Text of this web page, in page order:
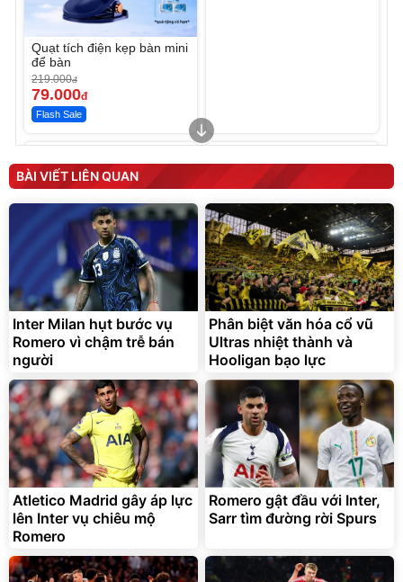
Quạt tích điện kẹp bàn mini
để bàn
219.000đ
79.000đ
Flash Sale
tức thì Vaseline Body
190.000đ
138.330đ
Discount
D2-001 - Thông Minh
3.000.000
2.200.000đ
Flash Sale
Vali Bamozo Khung Nhôm
9066 Size 20/24/28 Cao
Cấp
1.000.000đ
825.000 đ
Flash Sale
Lót ghế ôtô, nâng lưng
chống nóng giúp thoải mái
trong di chuyển
295.000đ
Đã bán nhiều
BÀI VIẾT LIÊN QUAN
Inter Milan hụt bước vụ
Romero vì chậm trễ bán
người
Phân biệt văn hóa cổ vũ
Ultras nhiệt thành và
Hooligan bạo lực
Atletico Madrid gây áp lực
lên Inter vụ chiêu mộ
Romero
Romero gật đầu với Inter,
Sarr tìm đường rời Spurs